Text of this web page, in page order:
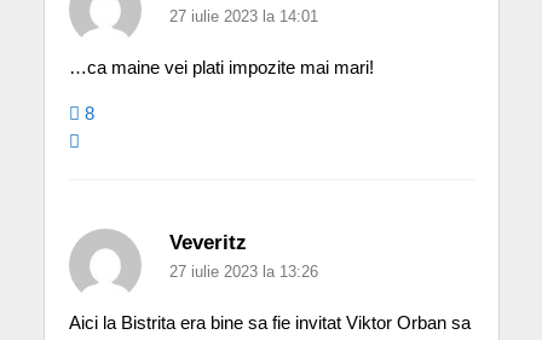
27 iulie 2023 la 14:01
…ca maine vei plati impozite mai mari!
8
Veveritz
27 iulie 2023 la 13:26
Aici la Bistrita era bine sa fie invitat Viktor Orban sa